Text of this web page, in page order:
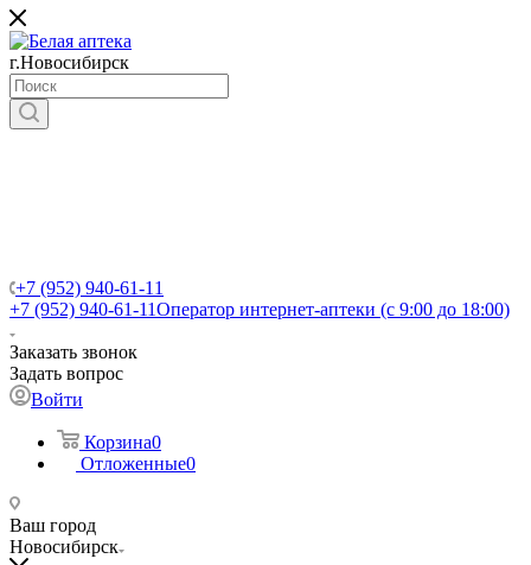
г.Новосибирск
+7 (952) 940-61-11
+7 (952) 940-61-11Оператор интернет-аптеки (с 9:00 до 18:00)
Заказать звонок
Задать вопрос
Войти
Корзина0
Отложенные0
Ваш город
Новосибирск